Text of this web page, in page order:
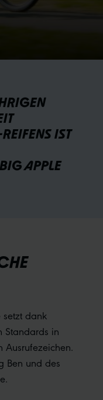
IST
APPLE
dank
Standards in
Ausrufezeichen.
Ben und des